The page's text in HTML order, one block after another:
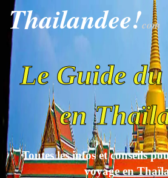
Thailandee!com
Le Guide du
en
Toutes les infos et conseils
voyage en